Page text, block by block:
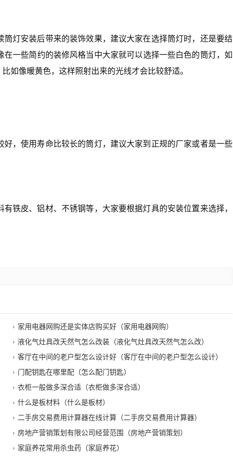
灯安装后带来的装饰效果，建议大家在选择筒灯时，还是要结
一些简约的装修风格当中大家就可以选择一些白色的筒灯，如
如像暖黄色，这样照射出来的光线才会比较舒适。
，使用寿命比较长的筒灯，建议大家到正规的厂家或者是一些
铁皮、铝材、不锈钢等，大家要根据灯具的安装位置来选择，
家用电器网购还是实体店购买好（家用电器网购）
液化气灶具改天然气怎么改装（液化气灶具改天然气怎么改）
客厅在中间的老户型怎么设计好（客厅在中间的老户型怎么设计）
门配钥匙在哪里配（怎么配门钥匙）
衣柜一般做多深合适（衣柜做多深合适）
什么是板材料（什么是板材）
二手房交易费用计算器在线计算（二手房交易费用计算器）
房地产营销策划有限公司经营范围（房地产营销策划）
家庭养花常用杀虫药（家庭养花）